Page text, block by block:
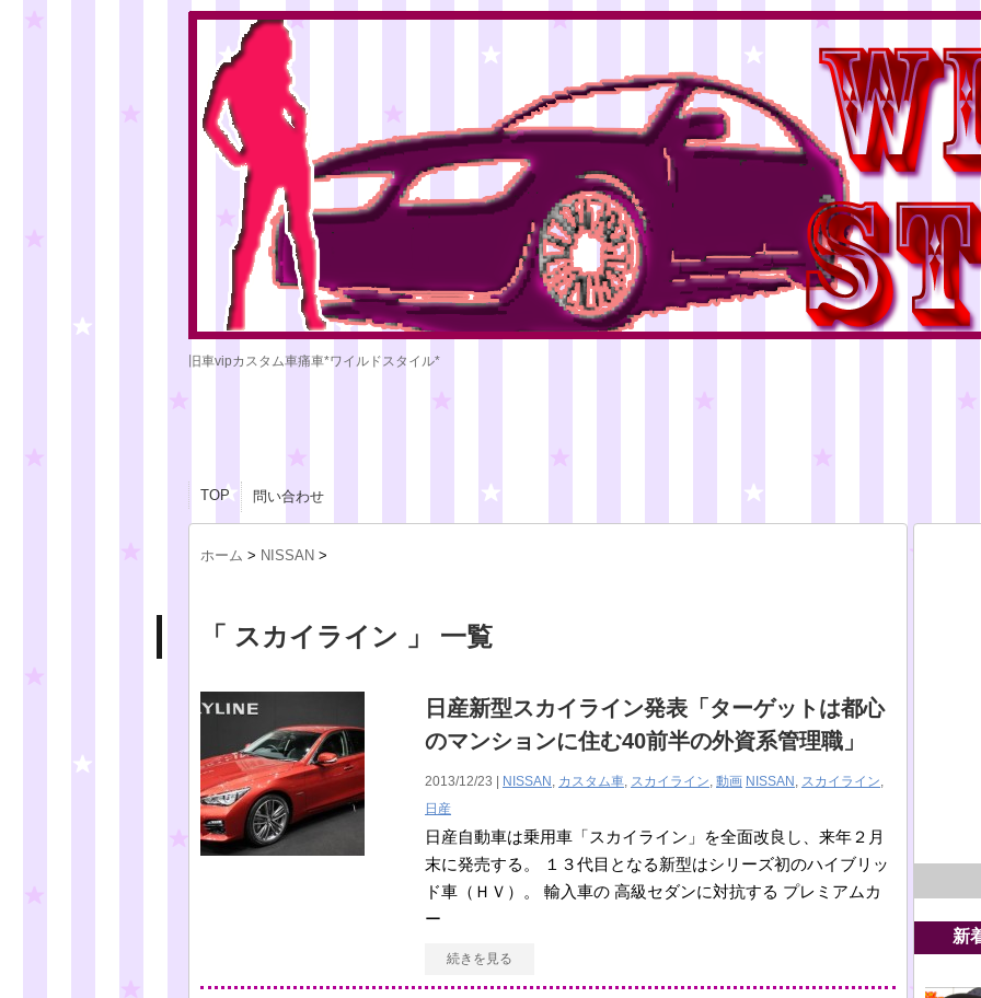
旧車vipカスタム車痛車*ワイルドスタイル*
TOP 問い合わせ
ホーム > NISSAN >
「 スカイライン 」 一覧
日産新型スカイライン発表「ターゲットは都心
のマンションに住む40前半の外資系管理職」
2013/12/23 | NISSAN , カスタム車, スカイライン, 動画 NISSAN , スカイライン,
日産
日産自動車は乗用車「スカイライン」を全面改良し、来年２月
末に発売する。 １３代目となる新型はシリーズ初のハイブリッ
ド車（ＨＶ）。 輸入車の 高級セダンに対抗する プレミアムカ
ー
続きを見る
新